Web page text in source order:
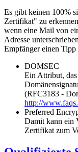
Es gibt keinen 100%
Zertifikat" zu
wenn eine Mail von
Adresse
Empfänger einen Tipp
DOMSEC
Ein Attribut, das
(RFC3183 -
http://
Preferred
Damit kann ein
Zertifikat zum